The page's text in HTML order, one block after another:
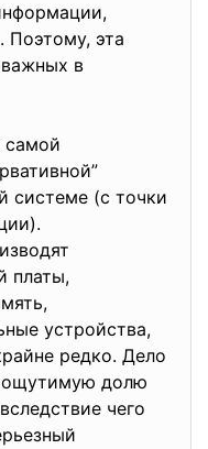
эта
в
самой
системе (с точки
платы,
устройства,
редко. Дело
ощутимую долю
чего